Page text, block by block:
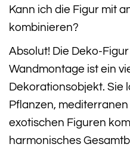
Kann ich die Figur mit
kombinieren?
Absolut! Die Deko-
Wandmontage ist ein
Dekorationsobjekt. Sie
Pflanzen,
exotischen Figuren
harmonisches